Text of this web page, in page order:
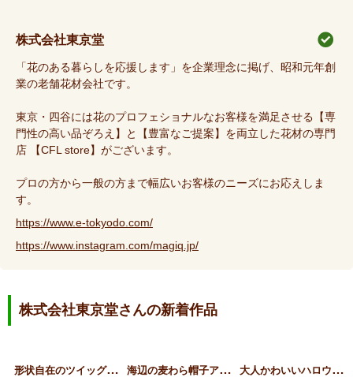
株式会社東京堂
「花のある暮らしを応援します」を企業理念に掲げ、昭和元年創
業の老舗花材会社です。
東京・四谷には花のプロフェショナルなお客様を満足させる【専
門性の高い品ぞろえ】と【豊富なご提案】を両立した花材の専門
店 【CFL store】がございます。
プロの方から一般の方まで幅広いお客様のニーズにお応えしま
す。
https://www.e-tokyodo.com/
https://www.instagram.com/magiq.jp/
株式会社東京堂さんの新着作品
形
状自在のツイッグリース 海
辺の麦わら帽子アレンジ 大
人かわいいハロウィン猫ア…